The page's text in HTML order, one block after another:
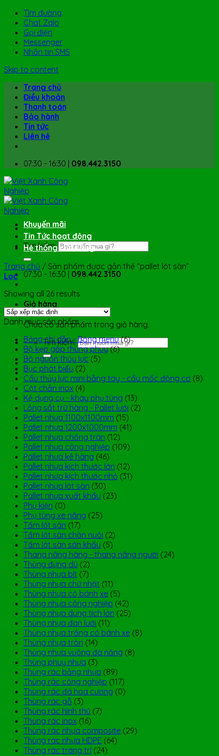
Tìm đường
Chat Zalo
Gọi điện
Messenger
Nhắn tin SMS
Skip to content
Trang chủ
Điều khoản
Thanh toán
Bảo hành
Tin tức
Liên hệ
07:30 - 16:30 | 098.442.3150
Tìm kiếm:
07:30 - 16:30 | 098.442.3150
Giỏ hàng
Chưa có sản phẩm trong giỏ hàng.
Tìm kiếm:
Khuyến mãi
Tin Tức hoạt động
Hệ thống cửa hàng
Trang chủ / Sản phẩm được gắn thẻ “pallet lót sàn”
Lọc
Showing all 26 results
Danh mục sản phẩm
Bảng chỉ dẫn - Bảng menu (6)
Bộ kẹp gắp thùng phuy (6)
Bộ nguồn thủy lực (5)
Bục phát biểu (2)
Cẩu thủy lực mini bằng tay - cẩu mốc động cơ (8)
Cột chắn inox (4)
Kệ dụng cụ - khay phụ tùng (13)
Lồng sắt trữ hàng - Pallet lưới (2)
Pallet nhựa 1100x1100mm (15)
Pallet nhựa 1200x1000mm (41)
Pallet nhựa chống tràn (12)
Pallet nhựa công nghiệp (109)
Pallet nhựa kê hàng (46)
Pallet nhựa kích thước lớn (12)
Pallet nhựa kích thước nhỏ (31)
Pallet nhựa lót sàn (30)
Pallet nhựa xuất khẩu (23)
Phụ kiện (0)
Phụ tùng xe nâng (25)
Tấm lót sàn (17)
Tấm lót sàn chăn nuôi (2)
Tấm lót sàn sân khấu (5)
Thang nâng hàng - thang nâng người (24)
Thùng đựng dù (2)
Thùng nhựa bít (7)
Thùng nhựa chữ nhật (11)
Thùng nhựa có bánh xe (5)
Thùng nhựa công nghiệp (42)
Thùng nhựa dung tích lớn (25)
Thùng nhựa đan lưới (11)
Thùng nhựa trắng có bánh xe (8)
Thùng nhựa tròn (14)
Thùng nhựa vuông đa năng (8)
Thùng phuy nhựa (3)
Thùng rác bằng nhựa (89)
Thùng rác công nghiệp (117)
Thùng rác đá hoa cương (0)
Thùng rác gỗ (3)
Thùng rác hình thú (7)
Thùng rác inox (16)
Thùng rác nhựa composite (29)
Thùng rác nhựa HDPE (64)
Thùng rác trang trí (24)